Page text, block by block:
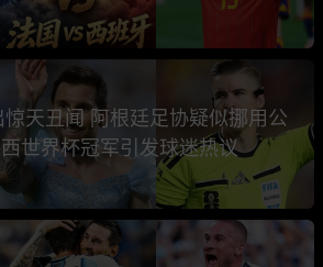
天丑闻 阿根廷足协疑似挪用公
世界杯冠军引发球迷热议